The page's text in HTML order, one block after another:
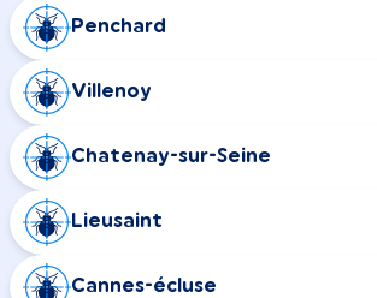
Penchard
Villenoy
Chatenay-sur-Seine
Lieusaint
Cannes-écluse